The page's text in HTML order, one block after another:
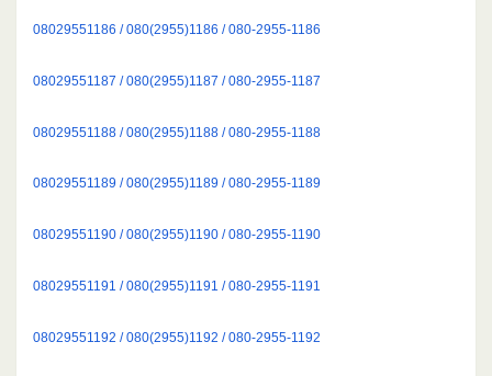
08029551186 / 080(2955)1186 / 080-2955-1186
08029551187 / 080(2955)1187 / 080-2955-1187
08029551188 / 080(2955)1188 / 080-2955-1188
08029551189 / 080(2955)1189 / 080-2955-1189
08029551190 / 080(2955)1190 / 080-2955-1190
08029551191 / 080(2955)1191 / 080-2955-1191
08029551192 / 080(2955)1192 / 080-2955-1192